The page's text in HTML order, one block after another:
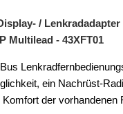
/
Multilead - 43XFT01
ein Nachrüst-
Komfort der vorhandenen